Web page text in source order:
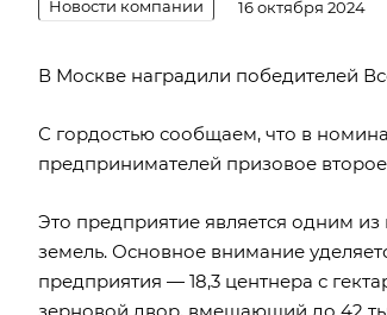
Новости компании 16 октября 2024
В Москве наградили победителей
С гордостью сообщаем, что в
предпринимателей призовое
Это предприятие является одним
земель. Основное внимание
предприятия — 18,3 центнера с